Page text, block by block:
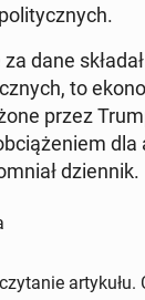
dane
to
przez
dzien­nik.
artykułu.